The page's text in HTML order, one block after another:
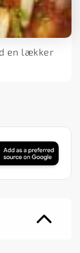
en lækker